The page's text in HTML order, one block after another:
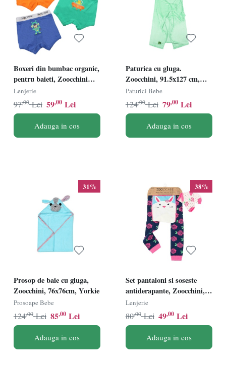
Boxeri din bumbac organic,
pentru baieti, Zoocchini
Space Force, 4-5 ani - set 3
buc
Lenjerie
59,00 Lei
97,00 Lei
Adauga in cos
Paturica cu gluga.
Zoocchini, 91.5x127 cm,
Fawn
Paturici Bebe
79,00 Lei
124,00 Lei
Adauga in cos
31%
Prosop de baie cu gluga,
Zoocchini, 76x76cm, Yorkie
Prosoape Bebe
85,00 Lei
124,00 Lei
Adauga in cos
38%
Set pantaloni si soseste
antiderapante, Zoocchini,
12-18 Luni, Bunny
Lenjerie
49,00 Lei
80,00 Lei
Adauga in cos